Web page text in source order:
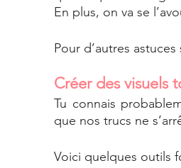
En plus, on va se
Pour d’autres astuces
Créer des visuels
Tu connais
que nos trucs ne
Voici quelques outils